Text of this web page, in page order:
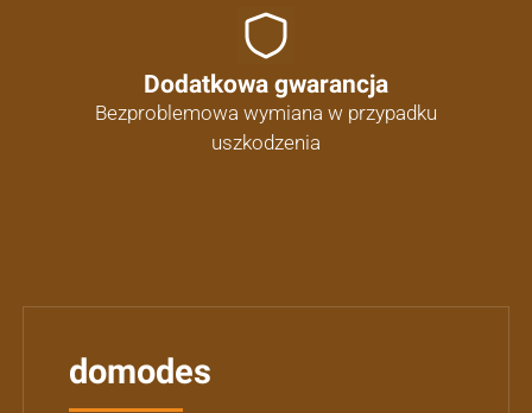
Dodatkowa gwarancja
Bezproblemowa wymiana w przypadku
uszkodzenia
domodes